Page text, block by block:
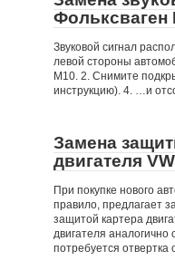
Фольксваген
Звуковой сигнал
левой стороны
М10. 2. Снимите
инструкцию). 4. …и
Замена
двигателя
При покупке нового
правило, предлагает
защитой картера
двигателя аналогично
потребуется отвертка